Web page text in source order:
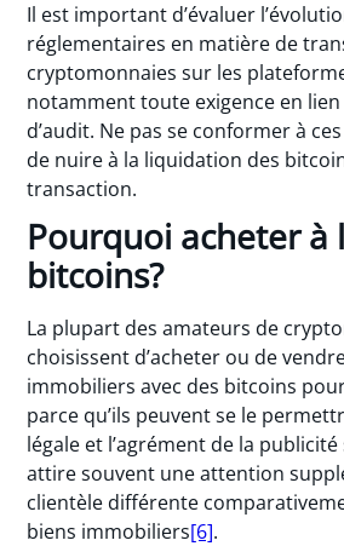
Il est important d’évaluer
réglementaires en matière de
cryptomonnaies sur les
notamment toute exigence en lien
d’audit. Ne pas se conformer à
de nuire à la liquidation des
transaction.
Pourquoi acheter à
bitcoins?
La plupart des amateurs de
choisissent d’acheter ou de
immobiliers avec des bitcoins
parce qu’ils peuvent se le
légale et l’agrément de la
attire souvent une attention
clientèle différente
biens immobiliers[6].